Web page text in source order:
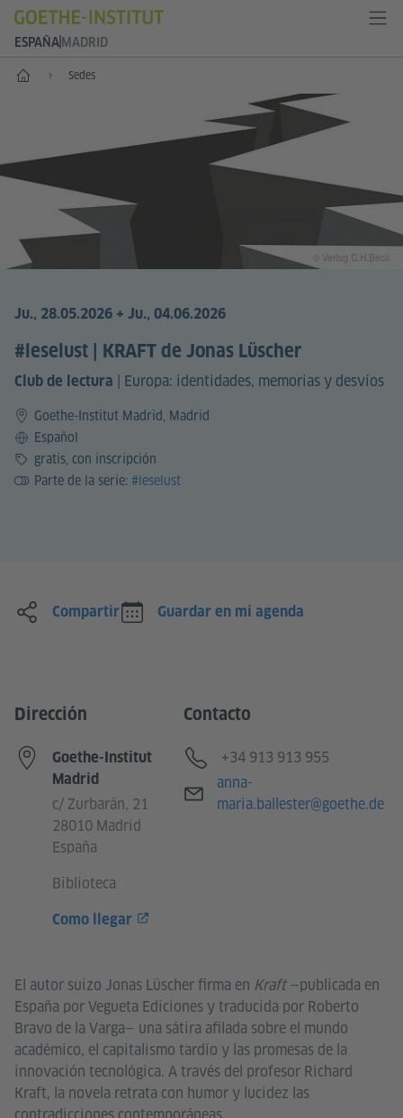
ESPAÑA MADRID
Inicio Sedes
Ju., 28.05.2026 + Ju., 04.06.2026
#leselust | KRAFT de Jonas Lüscher
Club de lectura | Europa: identidades, memorias y desvíos
Goethe-Institut Madrid, Madrid
IdiomaEspañol
Preciogratis, con inscripción
Parte de la serie: #leselust
© Verlag C.H.Beck
El autor suizo Jonas Lüscher firma en Kraft—publicada en
España por Vegueta Ediciones y traducida por Roberto
Bravo de la Varga— una sátira afilada sobre el mundo
académico, el capitalismo tardío y las promesas de la
innovación tecnológica. A través del profesor Richard
Kraft, la novela retrata con humor y lucidez las
Compartir Guardar en mi agenda
Dirección
Goethe-Institut
Madrid
c/ Zurbarán, 21
28010 Madrid
España
Biblioteca
Como llegar
Contacto
Teléfono
+34 913 913 955
Correo electrónico
anna-
maria.ballester@goethe.de